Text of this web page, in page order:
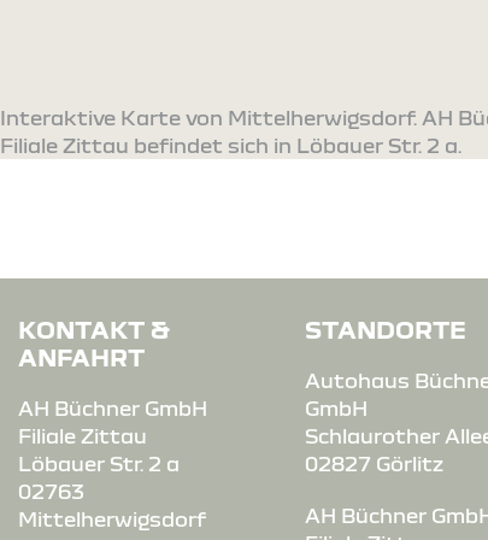
Interaktive Karte von Mittelherwigsdorf. AH
Filiale Zittau befindet sich in Löbauer Str. 2 a.
KONTAKT &
ANFAHRT
AH Büchner GmbH
Filiale Zittau
Löbauer Str. 2 a
02763
Mittelherwigsdorf
STANDORTE
Autohaus
GmbH
Schlaurother
02827 Görlitz
AH Büchner